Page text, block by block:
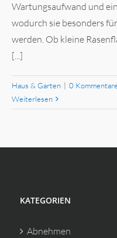
Wartungsaufwand und
wodurch sie besonders
werden. Ob kleine
[...]
Haus & Garten | 0 Kommentare
Weiterlesen
KATEGORIEN
Abnehmen